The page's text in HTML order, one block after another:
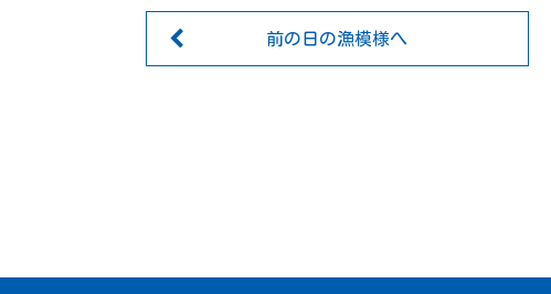
前の日の漁模様へ